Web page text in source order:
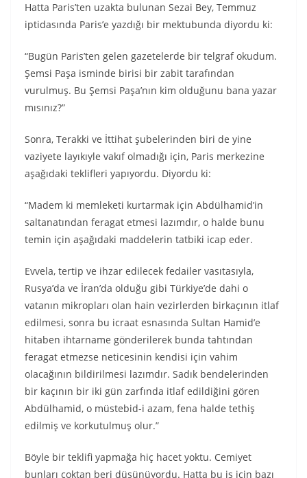
Hatta Paris’ten uzakta bulunan Sezai Bey, Temmuz
iptidasında Paris’e yazdığı bir mektubunda diyordu ki:
“Bugün Paris’ten gelen gazetelerde bir telgraf okudum.
Şemsi Paşa isminde birisi bir zabit tarafından
vurulmuş. Bu Şemsi Paşa’nın kim olduğunu bana yazar
mısınız?”
Sonra, Terakki ve İttihat şubelerinden biri de yine
vaziyete layıkıyle vakıf olmadığı için, Paris merkezine
aşağıdaki teklifleri yapıyordu. Diyordu ki:
“Madem ki memleketi kurtarmak için Abdülhamid’in
saltanatından feragat etmesi lazımdır, o halde bunu
temin için aşağıdaki maddelerin tatbiki icap eder.
Evvela, tertip ve ihzar edilecek fedailer vasıtasıyla,
Rusya’da ve İran’da olduğu gibi Türkiye’de dahi o
vatanın mikropları olan hain vezirlerden birkaçının itlaf
edilmesi, sonra bu icraat esnasında Sultan Hamid’e
hitaben ihtarname gönderilerek bunda tahtından
feragat etmezse neticesinin kendisi için vahim
olacağının bildirilmesi lazımdır. Sadık bendelerinden
bir kaçının bir iki gün zarfında itlaf edildiğini gören
Abdülhamid, o müstebid-i azam, fena halde tethiş
edilmiş ve korkutulmuş olur.”
Böyle bir teklifi yapmağa hiç hacet yoktu. Cemiyet
bunları çoktan beri düşünüyordu. Hatta bu iş için bazı